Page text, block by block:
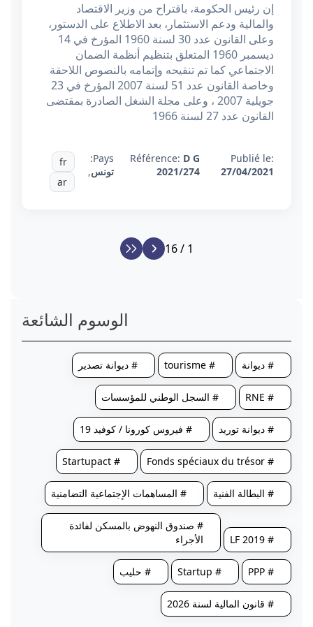
إن رئيس الحكومة، باقتراح من وزير الاقتصاد
والمالية ودعم الاستثمار، بعد الاطلاع على الدستور،
وعلى القانون عدد 30 لسنة 1960 المؤرخ في 14
ديسمبر 1960 المتعلق بتنظيم أنظمة الضمان
الاجتماعي كما تم تنقيحه وإتمامه بالنصوص اللاحقة
وخاصة القانون عدد 51 لسنة 2007 المؤرخ في 23
جويلية 2007 ، وعلى مجلة الشغل الصادرة بمقتضى
القانون عدد 27 لسنة 1966
Publié le:
27/04/2021
Référence: D G
2021/274
Pays:
تونس,
fr
ar
1 / 16
الوسوم الشائعة
# ديوانة # tourisme # ديوانة تصدير
# RNE # السجل الوطني للمؤسسات
# ديوانة توريد # فيروس كورونا / كوفيد 19
# Fonds spéciaux du trésor
# Startupact
# البطالة الفنية # المساهمات الإجتماعية التضامنية
# LF 2019
# صندوق النهوض بالمسكن لفائدة
الأجراء
# PPP
# Startup # حليب
# قانون المالية لسنة 2026